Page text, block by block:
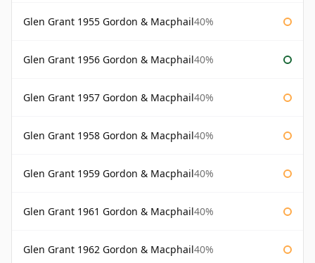
Glen Grant 1955 Gordon & Macphail40%
Glen Grant 1956 Gordon & Macphail40%
Glen Grant 1957 Gordon & Macphail40%
Glen Grant 1958 Gordon & Macphail40%
Glen Grant 1959 Gordon & Macphail40%
Glen Grant 1961 Gordon & Macphail40%
Glen Grant 1962 Gordon & Macphail40%